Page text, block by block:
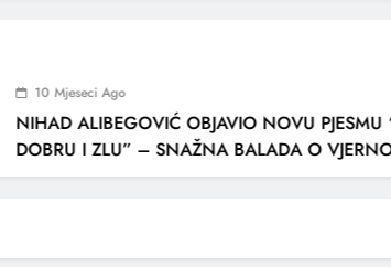
POZVALI MALIŠANE NA DOBRE NAVIKE
10 Mjeseci Ago
NIHAD ALIBEGOVIĆ OBJAVIO NOVU PJESMU
DOBRU I ZLU” – SNAŽNA BALADA O
LJUBAVI I VREMENU KOJE NAS MIJENJA